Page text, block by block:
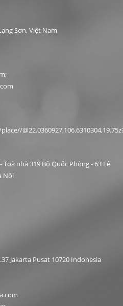
Sơn, Việt Nam
Toà nhà 319 Bộ Quốc Phòng - 63 Lê
Nội
Jakarta Pusat 10720 Indonesia